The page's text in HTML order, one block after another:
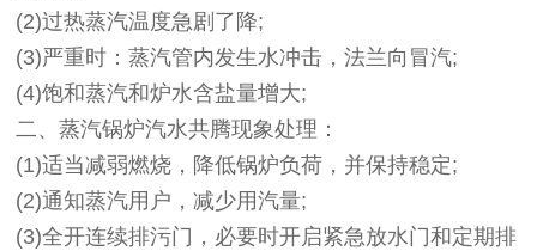
(2)过热蒸汽温度急剧了降;
(3)严重时：蒸汽管内发生水冲击，法兰向冒汽;
(4)饱和蒸汽和炉水含盐量增大;
二、蒸汽锅炉汽水共腾现象处理：
(1)适当减弱燃烧，降低锅炉负荷，并保持稳定;
(2)通知蒸汽用户，减少用汽量;
(3)全开连续排污门，必要时开启紧急放水门和定期排